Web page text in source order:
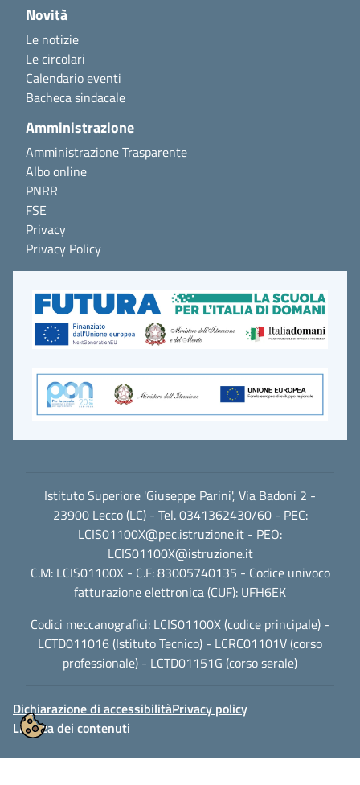
Novità
Le notizie
Le circolari
Calendario eventi
Bacheca sindacale
Amministrazione
Amministrazione Trasparente
Albo online
PNRR
FSE
Privacy
Privacy Policy
Istituto Superiore 'Giuseppe Parini', Via Badoni 2 -
23900 Lecco (LC) - Tel. 0341362430/60 - PEC:
LCIS01100X@pec.istruzione.it - PEO:
LCIS01100X@istruzione.it
C.M: LCIS01100X - C.F: 83005740135 - Codice univoco
fatturazione elettronica (CUF): UFH6EK
Codici meccanografici: LCIS01100X (codice principale) -
LCTD011016 (Istituto Tecnico) - LCRC01101V (corso
professionale) - LCTD01151G (corso serale)
Dichiarazione di accessibilitàPrivacy policy
Licenza dei contenuti